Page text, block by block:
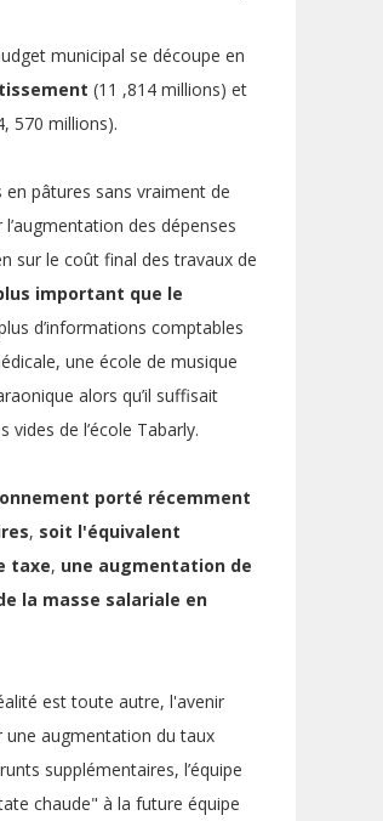
municipal se découpe en
(11 ,814 millions) et
570 millions).
pâtures sans vraiment de
des dépenses
sur le coût final des travaux de
important que le
d’informations comptables
une école de musique
alors qu’il suffisait
vides de l’école Tabarly.
porté récemment
, soit l'équivalent
taxe, une augmentation de
la masse salariale en
est toute autre, l'avenir
augmentation du taux
supplémentaires, l’équipe
chaude" à la future équipe